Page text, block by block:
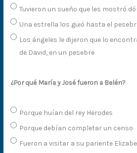
Tuvieron un sueño que les mostró
Una estrella los guió hasta el
Los ángeles le dijeron que lo
de David, en un pesebre
¿Por qué María y José fueron a Belén?
Porque huían del rey Herodes
Porque debían completar un censo
Fueron a visitar a su pariente